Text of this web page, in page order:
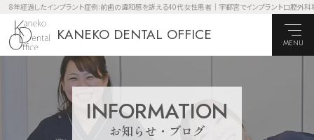
8年経過したインプラント症例:前歯の違和感を訴える40代女性患者｜宇都宮でインプラント口腔外科
KANEKO DENTAL OFFICE MENU
INFORMATION
お知らせ・ブログ